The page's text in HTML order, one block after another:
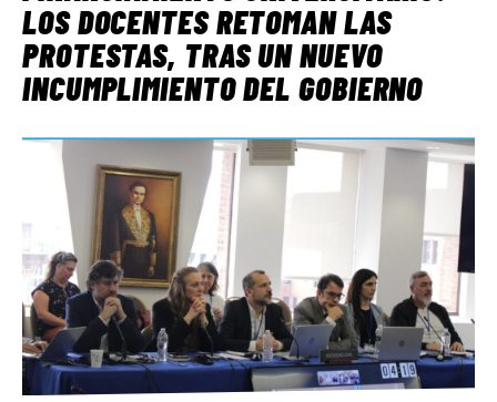
LOS DOCENTES RETOMAN LAS
PROTESTAS, TRAS UN NUEVO
INCUMPLIMIENTO DEL GOBIERNO